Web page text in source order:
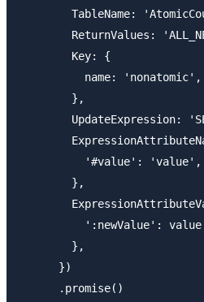
TableName:
ReturnValues:
        Key: {
          name: 'nonatomic',
        },
UpdateExpression:
          '#value': 'value',
        },
':newValue': value
        },
      })
      .promise()